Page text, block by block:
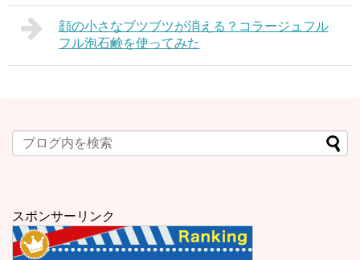
顔の小さなブツブツが消える？コラージュフル
フル泡石鹸を使ってみた
スポンサーリンク